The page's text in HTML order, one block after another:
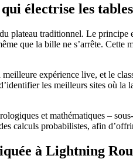
électrise les
plateau traditionnel. Le
que la bille ne s’arrête. Cette
expérience live, et le
les meilleurs sites où
et mathématiques –
calculs probabilistes, afin
à Lightning